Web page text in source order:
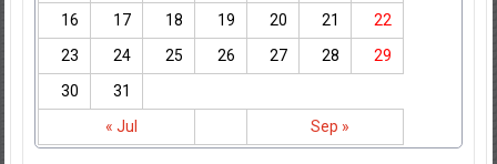
« Jul Sep »
16
17 18 19 20 21
22
23
24 25 26 27 28
29
30
31